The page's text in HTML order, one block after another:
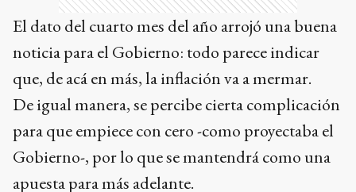
El dato del cuarto mes del año arrojó una buena
noticia para el Gobierno: todo parece indicar
que, de acá en más, la inflación va a mermar.
De igual manera, se percibe cierta complicación
para que empiece con cero -como proyectaba el
Gobierno-, por lo que se mantendrá como una
apuesta para más adelante.